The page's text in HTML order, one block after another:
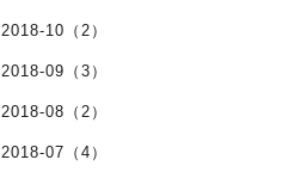
2018-10（2）
2018-09（3）
2018-08（2）
2018-07（4）